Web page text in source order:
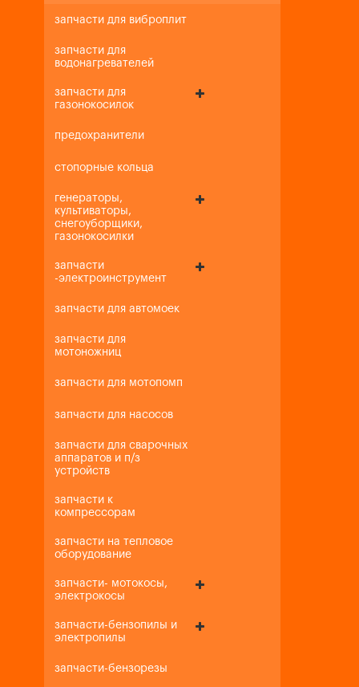
запчасти для виброплит
запчасти для
водонагревателей
запчасти для
газонокосилок
предохранители
стопорные кольца
генераторы,
культиваторы,
снегоуборщики,
газонокосилки
запчасти
-электроинструмент
запчасти для автомоек
запчасти для
мотоножниц
запчасти для мотопомп
запчасти для насосов
запчасти для сварочных
аппаратов и п/з
устройств
запчасти к
компрессорам
запчасти на тепловое
оборудование
запчасти- мотокосы,
электрокосы
запчасти-бензопилы и
электропилы
запчасти-бензорезы